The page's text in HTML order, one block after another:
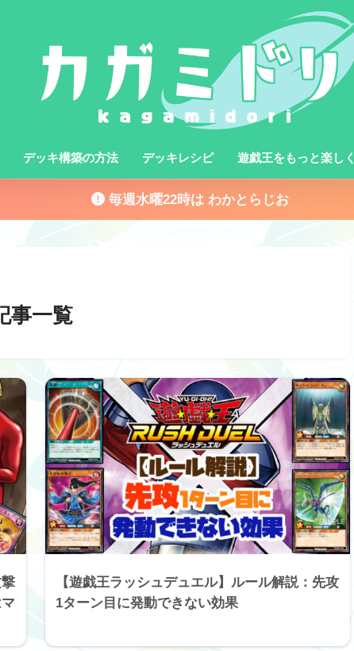
デッキ構築の方法 デッキレシピ 遊戯王をもっと楽しく
毎週水曜22時は わかとらじお
事一覧
【遊戯王ラッシュデュエル】ルール解説：先攻
1ターン目に発動できない効果